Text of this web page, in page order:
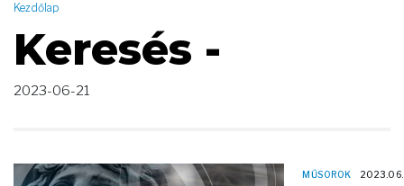
Kezdőlap
Keresés -
2023-06-21
MŰSOROK